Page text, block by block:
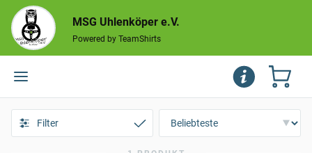
MSG Uhlenköper e.V.
Powered by TeamShirts
Filter